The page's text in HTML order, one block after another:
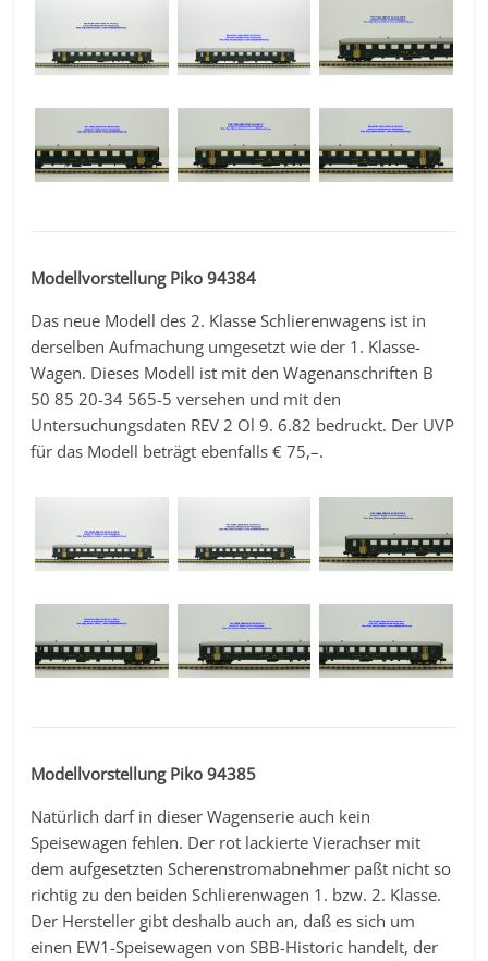
Modellvorstellung Piko 94384
Das neue Modell des 2. Klasse Schlierenwagens ist in
derselben Aufmachung umgesetzt wie der 1. Klasse-
Wagen. Dieses Modell ist mit den Wagenanschriften B
50 85 20-34 565-5 versehen und mit den
Untersuchungsdaten REV 2 Ol 9. 6.82 bedruckt. Der UVP
für das Modell beträgt ebenfalls € 75,–.
Modellvorstellung Piko 94385
Natürlich darf in dieser Wagenserie auch kein
Speisewagen fehlen. Der rot lackierte Vierachser mit
dem aufgesetzten Scherenstromabnehmer paßt nicht so
richtig zu den beiden Schlierenwagen 1. bzw. 2. Klasse.
Der Hersteller gibt deshalb auch an, daß es sich um
einen EW1-Speisewagen von SBB-Historic handelt, der